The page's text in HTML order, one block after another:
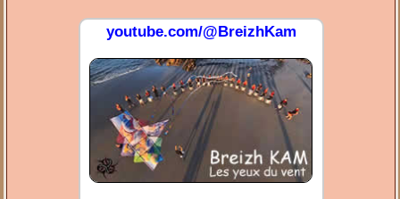
youtube.com/@BreizhKam